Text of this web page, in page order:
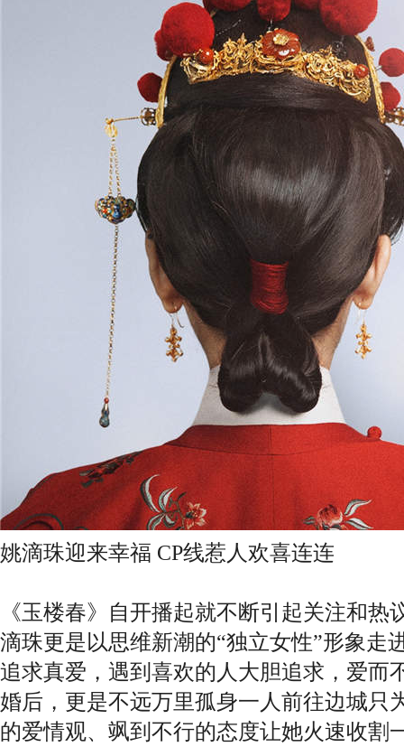
姚滴珠迎来幸福 CP线惹人欢喜连连
《玉楼春》自开播起就不断引起关注和热
滴珠更是以思维新潮的“独立女性”形象走
追求真爱，遇到喜欢的人大胆追求，爱而
婚后，更是不远万里孤身一人前往边城只
的爱情观、飒到不行的态度让她火速收割